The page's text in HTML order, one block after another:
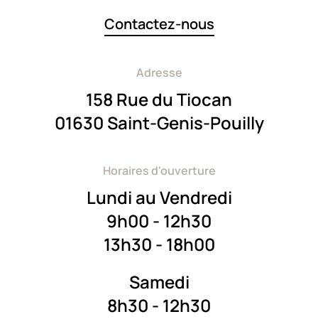
Contactez-nous
Adresse
158 Rue du Tiocan
01630 Saint-Genis-Pouilly
Horaires d'ouverture
Lundi au Vendredi
9h00 - 12h30
13h30 - 18h00
Samedi
8h30 - 12h30